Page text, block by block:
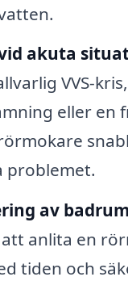
akuta
VVS-
eller en
problemet.
av
anlita en
tiden och